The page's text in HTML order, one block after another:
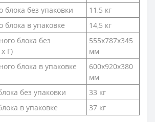
блока без упаковки
11,5 кг
блока в упаковке
14,5 кг
блока без
Г)
555х787х345
мм
блока в упаковке
600х920х380
мм
без упаковки
33 кг
в упаковке
37 кг